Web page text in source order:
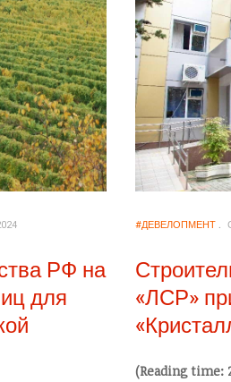
РФ на
для
#ДЕВЕЛОПМЕНТ
«ЛСР»
(Reading time: